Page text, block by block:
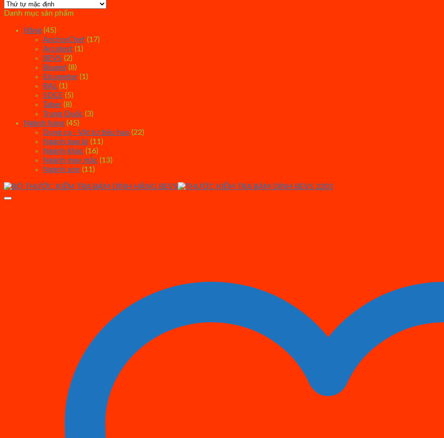
Danh mục sản phẩm
Hãng (45)
AnchorChef (17)
Arcotest (1)
BEVS (2)
Biuged (8)
Elcometer (1)
RAL (1)
SDCE (5)
Taber (8)
Trung Quốc (3)
Ngành hàng (45)
Dụng cụ - Vật tư tiêu hao (22)
Ngành bao bì (11)
Ngành khác (16)
Ngành may mặc (13)
Ngành sơn (11)